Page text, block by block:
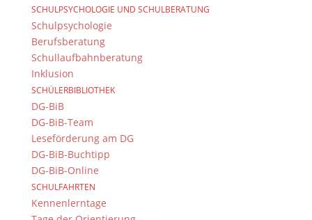
SCHULPSYCHOLOGIE UND SCHULBERATUNG
Schulpsychologie
Berufsberatung
Schullaufbahnberatung
Inklusion
SCHÜLERBIBLIOTHEK
DG-BiB
DG-BiB-Team
Leseförderung am DG
DG-BiB-Buchtipp
DG-BiB-Online
SCHULFAHRTEN
Kennenlerntage
Newsarchiv
Newsarchiv
Das DG
Dientzenhofer-Gymnasium Bamberg
Feldkirchenstr. 20-22
96052 Bamberg